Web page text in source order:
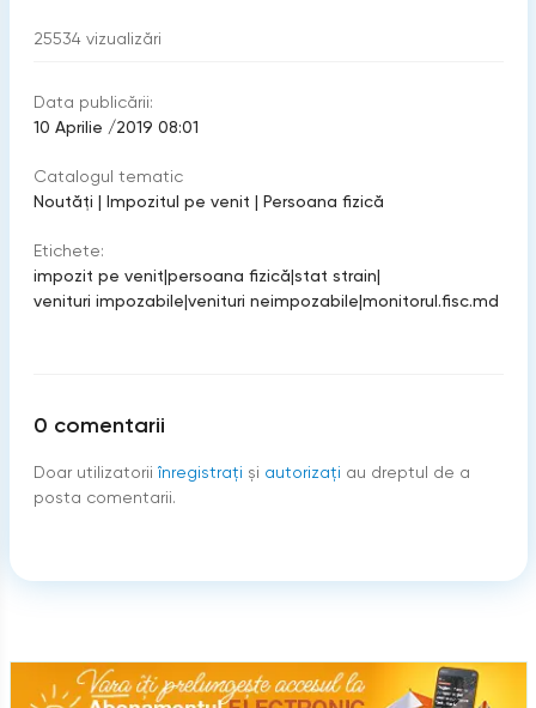
25534 vizualizări
Data publicării:
10 Aprilie /2019 08:01
Catalogul tematic
Noutăți | Impozitul pe venit | Persoana fizică
Etichete:
impozit pe venit|persoana fizică|stat strain|
venituri impozabile|venituri neimpozabile|monitorul.fisc.md
0 comentarii
Doar utilizatorii înregistraţi şi autorizați au dreptul de a
posta comentarii.